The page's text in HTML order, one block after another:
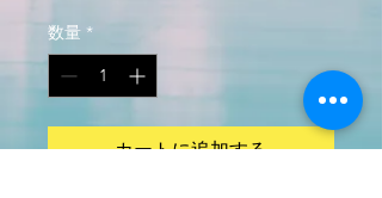
数量 *
カートに追加する